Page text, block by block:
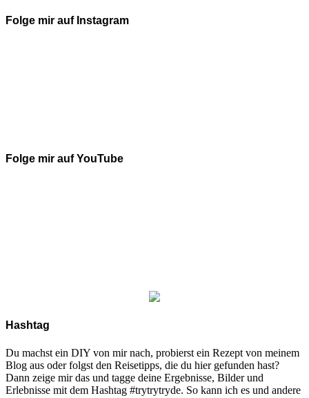
Folge mir auf Instagram
Folge mir auf YouTube
Hashtag
Du machst ein DIY von mir nach, probierst ein Rezept von meinem
Blog aus oder folgst den Reisetipps, die du hier gefunden hast?
Dann zeige mir das und tagge deine Ergebnisse, Bilder und
Erlebnisse mit dem Hashtag #trytrytryde. So kann ich es und andere